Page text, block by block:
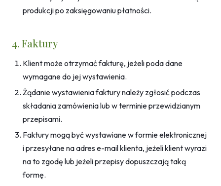
produkcji po zaksięgowaniu płatności.
4. Faktury
Klient może otrzymać fakturę, jeżeli poda dane
wymagane do jej wystawienia.
Żądanie wystawienia faktury należy zgłosić podczas
składania zamówienia lub w terminie przewidzianym
przepisami.
Faktury mogą być wystawiane w formie elektronicznej
i przesyłane na adres e-mail klienta, jeżeli klient wyrazi
na to zgodę lub jeżeli przepisy dopuszczają taką
formę.